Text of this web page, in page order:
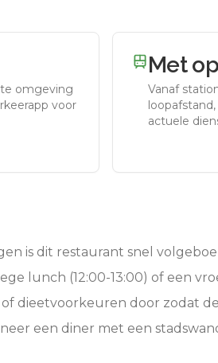
omgeving
voor
Met
Vanaf
actuele
is dit restaurant snel
lunch (12:00-13:00) of een
dieetvoorkeuren door zodat
een diner met een